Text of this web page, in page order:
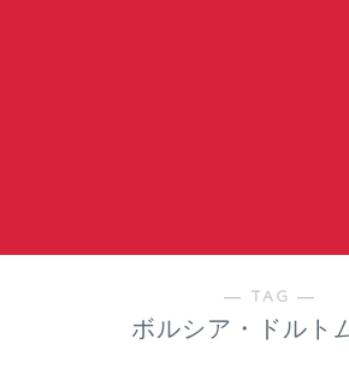
― TAG ―
ボルシア・ドルト